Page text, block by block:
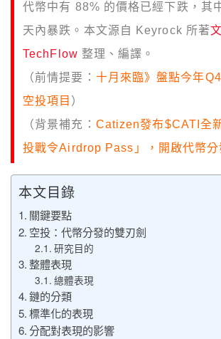
代幣中有 88% 的價格已經下跌，其
天內暴跌。本文源自 Keyrock 所著
TechFlow 整理、編譯。
（前情提要： 十月來臨》盤點今年
空投項目 ）
（背景補充： Catizen發布$CATI全
投戰令Airdrop Pass」，開啟代幣分
本文目錄
關鍵要點
空投：代幣分發的雙刃劍
研究目的
整體表現
總體表現
鏈的分類
標準化的表現
分配對表現的影響